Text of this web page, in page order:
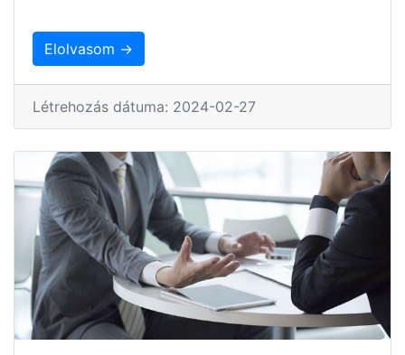
Elolvasom →
Létrehozás dátuma: 2024-02-27